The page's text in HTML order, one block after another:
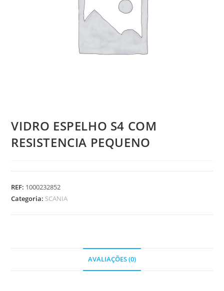
VIDRO ESPELHO S4 COM
RESISTENCIA PEQUENO
REF: 1000232852
Categoria: SCANIA
AVALIAÇÕES (0)